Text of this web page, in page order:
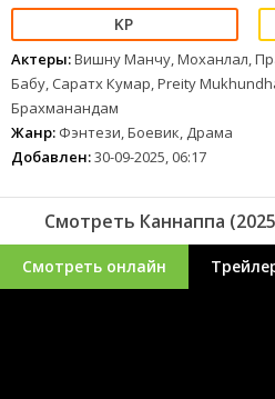
Актеры:Вишну Манчу, Моханлал,
Бабу, Саратх Кумар, Preity
Брахманандам
Жанр: Фэнтези, Боевик, Драма
Добавлен:30-09-2025, 06:17
Смотреть Каннаппа
Смотреть онлайн